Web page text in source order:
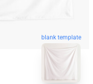
blank template